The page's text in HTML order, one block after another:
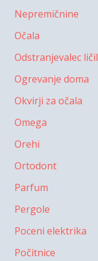
Nepremičnine
Očala
Odstranjevalec ličil
Ogrevanje doma
Okvirji za očala
Omega
Orehi
Ortodont
Parfum
Pergole
Poceni elektrika
Počitnice